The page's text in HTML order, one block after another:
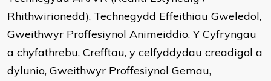
Rhithwirionedd), Technegydd Effeithiau Gweledol,
Gweithwyr Proffesiynol Animeiddio, Y Cyfryngau
a chyfathrebu, Crefftau, y celfyddydau creadigol a
dylunio, Gweithwyr Proffesiynol Gemau,